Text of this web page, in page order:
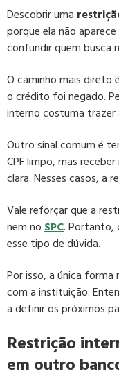
Descobrir uma
porque ela não
confundir quem busca
O caminho mais
o crédito foi negado.
interno costuma trazer
Outro sinal comum é
CPF limpo, mas
clara. Nesses casos, a
Vale reforçar que a
nem noSPC. Portanto,
esse tipo de dúvida.
Por isso, a única
com a instituição.
a definir os próximos
Restrição
em outro